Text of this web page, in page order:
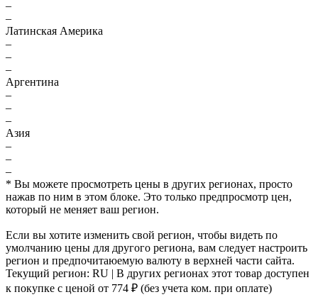
–
–
Латинская Америка
–
–
–
Аргентина
–
–
–
Азия
–
–
–
* Вы можете просмотреть цены в других регионах, просто
нажав по ним в этом блоке. Это только предпросмотр цен,
который не меняет ваш регион.
Если вы хотите изменить свой регион, чтобы видеть по
умолчанию цены для другого региона, вам следует настроить
регион и предпочитаюемую валюту в верхней части сайта.
Текущий регион: RU | В других регионах этот товар доступен
к покупке с ценой от 774 ₽ (без учета ком. при оплате)